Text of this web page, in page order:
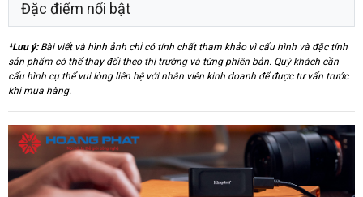
Đặc điểm nổi bật
*Lưu ý:Bài viết và hình ảnh chỉ có tính chất tham khảo vì cấu hình và đặc tính
sản phẩm có thể thay đổi theo thị trường và từng phiên bản. Quý khách cần
cấu hình cụ thể vui lòng liên hệ với nhân viên kinh doanh để được tư vấn trước
khi mua hàng.